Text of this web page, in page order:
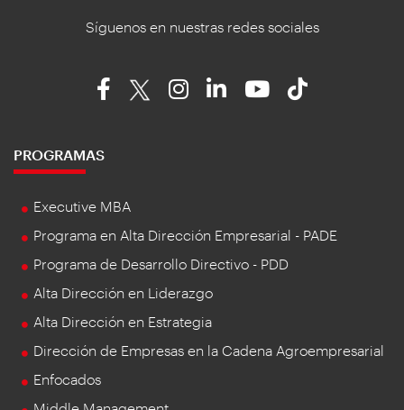
Síguenos en nuestras redes sociales
PROGRAMAS
Executive MBA
Programa en Alta Dirección Empresarial - PADE
Programa de Desarrollo Directivo - PDD
Alta Dirección en Liderazgo
Alta Dirección en Estrategia
Dirección de Empresas en la Cadena Agroempresarial
Enfocados